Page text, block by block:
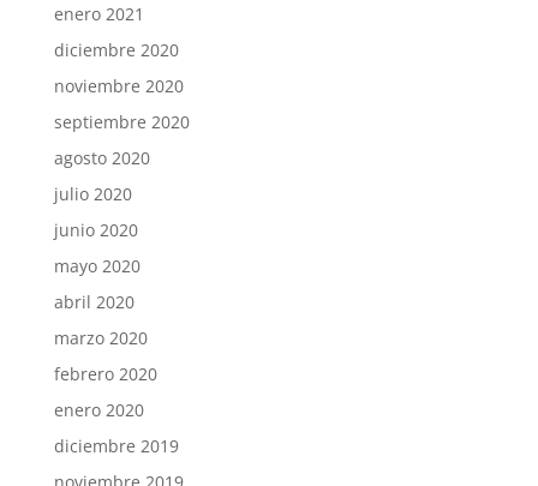
enero 2021
diciembre 2020
noviembre 2020
septiembre 2020
agosto 2020
julio 2020
junio 2020
mayo 2020
abril 2020
marzo 2020
febrero 2020
enero 2020
diciembre 2019